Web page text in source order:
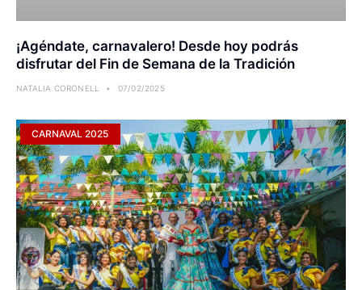
¡Agéndate, carnavalero! Desde hoy podrás
disfrutar del Fin de Semana de la Tradición
NATALIA CORONELL 07/02/2025
CARNAVAL 2025